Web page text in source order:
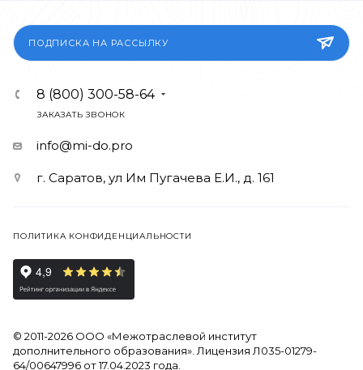
ПОДПИСКА НА РАССЫЛКУ
8 (800) 300-58-64
ЗАКАЗАТЬ ЗВОНОК
info@mi-do.pro
г. Саратов, ул Им Пугачева Е.И., д. 161
ПОЛИТИКА КОНФИДЕНЦИАЛЬНОСТИ
© 2011-2026 ООО «Межотраслевой институт
дополнительного образования». Лицензия Л035-01279-
64/00647996 от 17.04.2023 года.